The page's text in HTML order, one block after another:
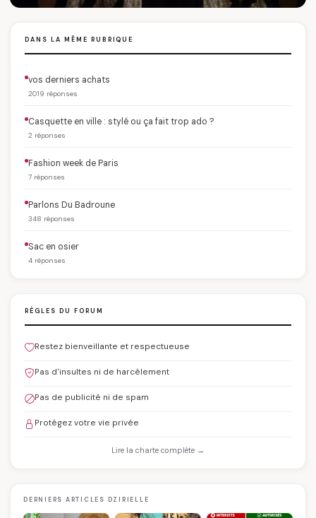
DANS LA MÊME RUBRIQUE
vos derniers achats
2019 réponses
Casquette en ville : stylé ou ça fait trop ado ?
2 réponses
Fashion week de Paris
7 réponses
Parlons Du Badroune
348 réponses
Sac en osier
4 réponses
RÈGLES DU FORUM
Restez bienveillante et respectueuse
Pas d'insultes ni de harcèlement
Pas de publicité ni de spam
Protégez votre vie privée
Lire la charte complète →
DERNIERS ARTICLES DZIRIELLE